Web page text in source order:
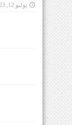
يوليو 12, 2023